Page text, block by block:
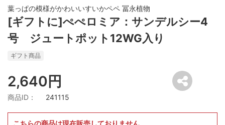
葉っぱの模様がかわいいすいかペペ 冨永植物
[ギフトに]ぺぺロミア：サンデルシー4
号 ジュートポット12WG入り
ギフト商品
2,640円
商品ID： 241115